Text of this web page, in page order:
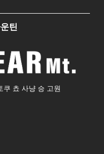
틴
쿠 쵸 사냥 승 고원